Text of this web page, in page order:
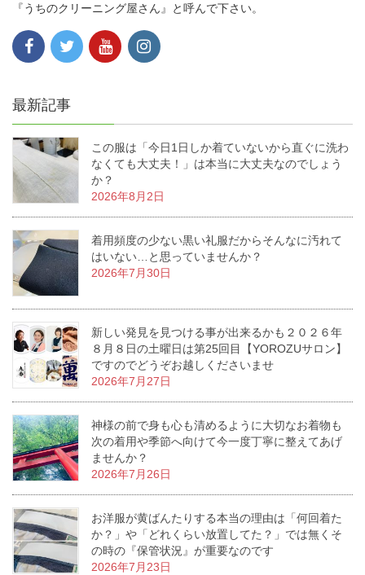
『うちのクリーニング屋さん』と呼んで下さい。
最新記事
この服は「今日1日しか着ていないから直ぐに洗わ
なくても大丈夫！」は本当に大丈夫なのでしょう
か？
2026年8月2日
着用頻度の少ない黒い礼服だからそんなに汚れて
はいない…と思っていませんか？
2026年7月30日
新しい発見を見つける事が出来るかも２０２６年
８月８日の土曜日は第25回目【YOROZUサロン】
ですのでどうぞお越しくださいませ
2026年7月27日
神様の前で身も心も清めるように大切なお着物も
次の着用や季節へ向けて今一度丁寧に整えてあげ
ませんか？
2026年7月26日
お洋服が黄ばんたりする本当の理由は「何回着た
か？」や「どれくらい放置してた？」では無くそ
の時の『保管状況』が重要なのです
2026年7月23日